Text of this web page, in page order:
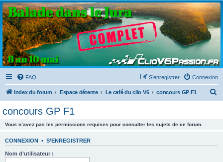
Clio V6 Passion
Le site français des passionnés de Clio V6
FAQ Connexion
S’enregistrer
Index du forum Espace détente Le café du clio V6 concours GP F1
concours GP F1
Vous n’avez pas les permissions requises pour consulter les sujets de ce forum.
CONNEXION • S’ENREGISTRER
Nom d’utilisateur :